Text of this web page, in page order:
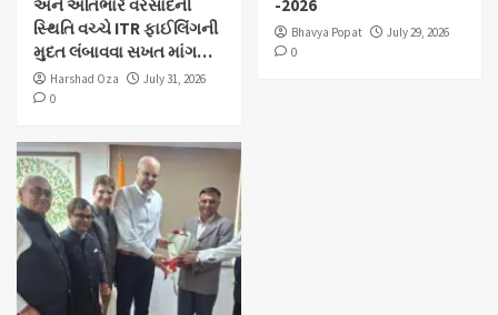
અને અતિભારે વરસાદની
સ્થિતિ વચ્ચે ITR ફાઈલિંગની
મુદત લંબાવવા સખત માંગ…
Harshad Oza
July 31, 2026
0
-2026
Bhavya Popat
July 29, 2026
0